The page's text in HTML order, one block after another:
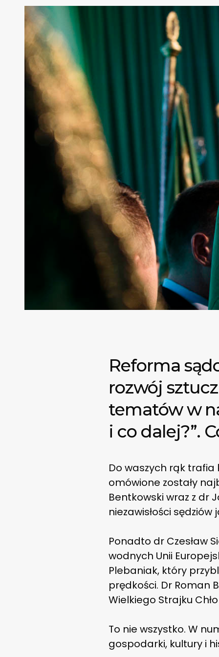
Reforma
rozwój
tematów w
i co dalej?”.
Do waszych rąk trafia
omówione zostały
Bentkowski wraz z dr
niezawisłości sędziów
Ponadto dr Czesław
wodnych Unii
Plebaniak, który
prędkości. Dr Roman
Wielkiego Strajku
To nie wszystko. W
gospodarki, kultury i